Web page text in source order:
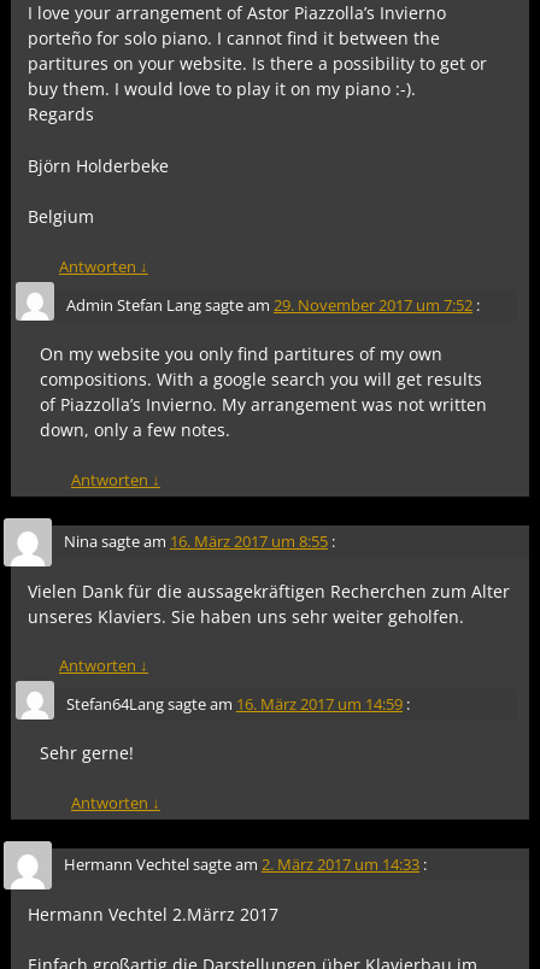
I love your arrangement of Astor Piazzolla’s Invierno
porteño for solo piano. I cannot find it between the
partitures on your website. Is there a possibility to get or
buy them. I would love to play it on my piano :-).
Regards
Björn Holderbeke
Belgium
Antworten ↓
Admin Stefan Langsagte am 29. November 2017 um 7:52 :
On my website you only find partitures of my own
compositions. With a google search you will get results
of Piazzolla’s Invierno. My arrangement was not written
down, only a few notes.
Antworten ↓
Ninasagte am 16. März 2017 um 8:55 :
Vielen Dank für die aussagekräftigen Recherchen zum Alter
unseres Klaviers. Sie haben uns sehr weiter geholfen.
Antworten ↓
Stefan64Langsagte am 16. März 2017 um 14:59 :
Sehr gerne!
Antworten ↓
Hermann Vechtelsagte am 2. März 2017 um 14:33 :
Hermann Vechtel 2.Märrz 2017